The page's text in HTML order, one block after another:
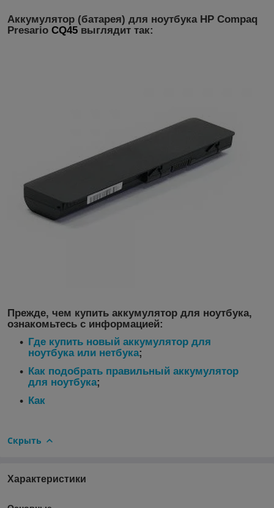
Аккумулятор (батарея) для ноутбука HP Compaq
Presario CQ45 выглядит так:
Прежде, чем купить аккумулятор для ноутбука,
ознакомьтесь с информацией:
Где купить новый аккумулятор для
ноутбука или нетбука;
Как подобрать правильный аккумулятор
для ноутбука;
Как
Скрыть
Характеристики